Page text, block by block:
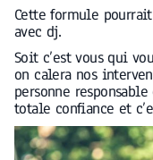
Cette formule
avec dj.
Soit c’est vous qui
on calera nos
personne
totale confiance et